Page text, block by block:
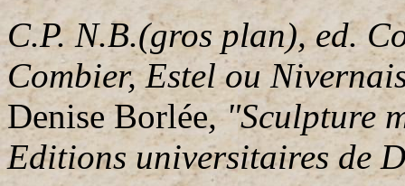
C.P. N.B.(gros plan), ed.
Combier, Estel ou
Denise Borlée, "Sculpture
Editions universitaires de